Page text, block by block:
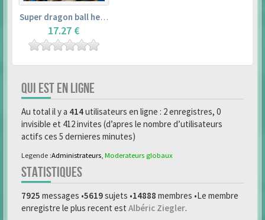
Super dragon ball heroes : official 4 pocket binder set
17.27 €
QUI EST EN LIGNE
Au total il y a 414utilisateurs en ligne : 2 enregistres, 0
invisible et 412 invites (d’apres le nombre d’utilisateurs
actifs ces 5 dernieres minutes)
Legende :Administrateurs Moderateurs globaux
STATISTIQUES
7925 messages •5619sujets •14888 membres •Le membre
enregistre le plus recent est Albéric Ziegler.